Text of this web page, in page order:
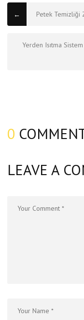
← Petek Temizliği
Yerden Isıtma
0
LEAVE A